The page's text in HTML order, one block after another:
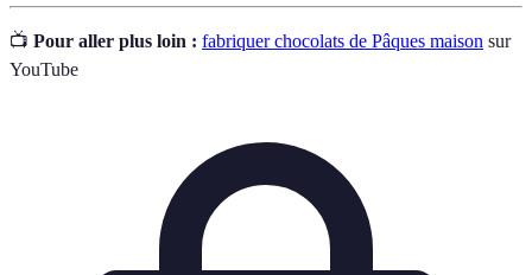
📺 Pour aller plus loin : fabriquer chocolats de Pâques maison sur
YouTube